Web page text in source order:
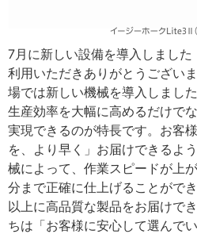
7月に新しい設備を導入しまし
利用いただきありがとうござい
場では新しい機械を導入しまし
生産効率を大幅に高めるだけで
実現できるのが特長です。お客
を、より早く」お届けできるよ
械によって、作業スピードが上
分まで正確に仕上げることがで
以上に高品質な製品をお届けで
ちは「お客様に安心して選んで